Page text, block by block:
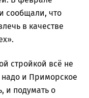
сообщали, что
в качестве
стройкой всё не
надо и Приморское
и подумать о